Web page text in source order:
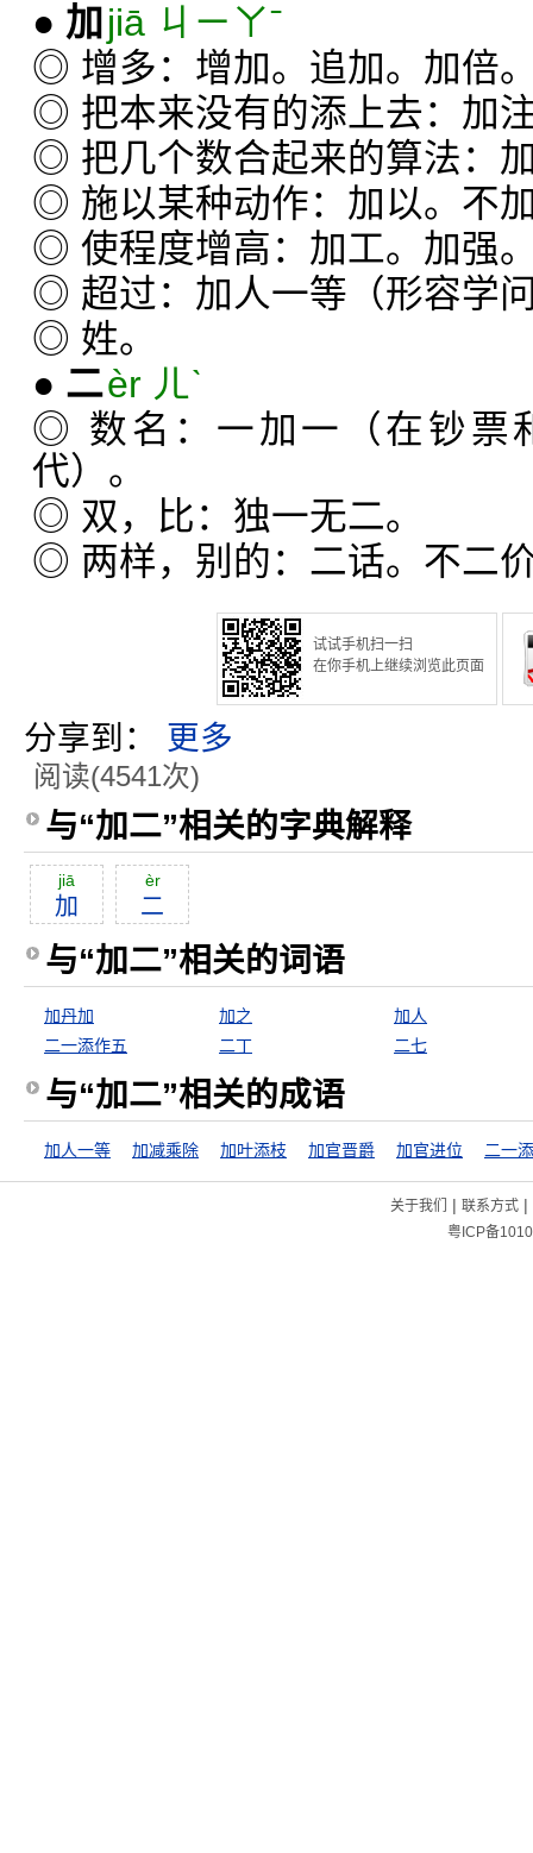
● 加 jiā ㄐㄧㄚˉ
◎ 增多：增加。追加。加倍
◎ 把本来没有的添上去：加
◎ 把几个数合起来的算法：
◎ 施以某种动作：加以。不
◎ 使程度增高：加工。加强
◎ 超过：加人一等（形容学
◎ 姓。
● 二èr ㄦˋ
◎ 数名：一加一（在钞票
代）。
◎ 双，比：独一无二。
◎ 两样，别的：二话。不二
试试手机扫一扫
在你手机上继续浏览此页面
分享到： 更多
阅读(4541次)
与“加二”相关的字典解释
jiā
加
èr
二
与“加二”相关的词语
加丹加 加之
加人
二一添作五
二丁 二七
与“加二”相关的成语
加人一等 加减乘除 加叶添枝 加官晋爵 加官进位
关于我们 | 联系方式|
粤ICP备